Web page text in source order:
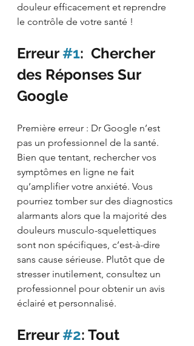
douleur efficacement et reprendre
le contrôle de votre santé !
Erreur #1:  Chercher
des Réponses Sur
Google
Première erreur : Dr Google n’est
pas un professionnel de la santé.
Bien que tentant, rechercher vos
symptômes en ligne ne fait
qu’amplifier votre anxiété. Vous
pourriez tomber sur des diagnostics
alarmants alors que la majorité des
douleurs musculo-squelettiques
sont non spécifiques, c’est-à-dire
sans cause sérieuse. Plutôt que de
stresser inutilement, consultez un
professionnel pour obtenir un avis
éclairé et personnalisé.
Erreur #2: Tout